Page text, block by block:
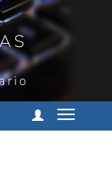
Cambiar